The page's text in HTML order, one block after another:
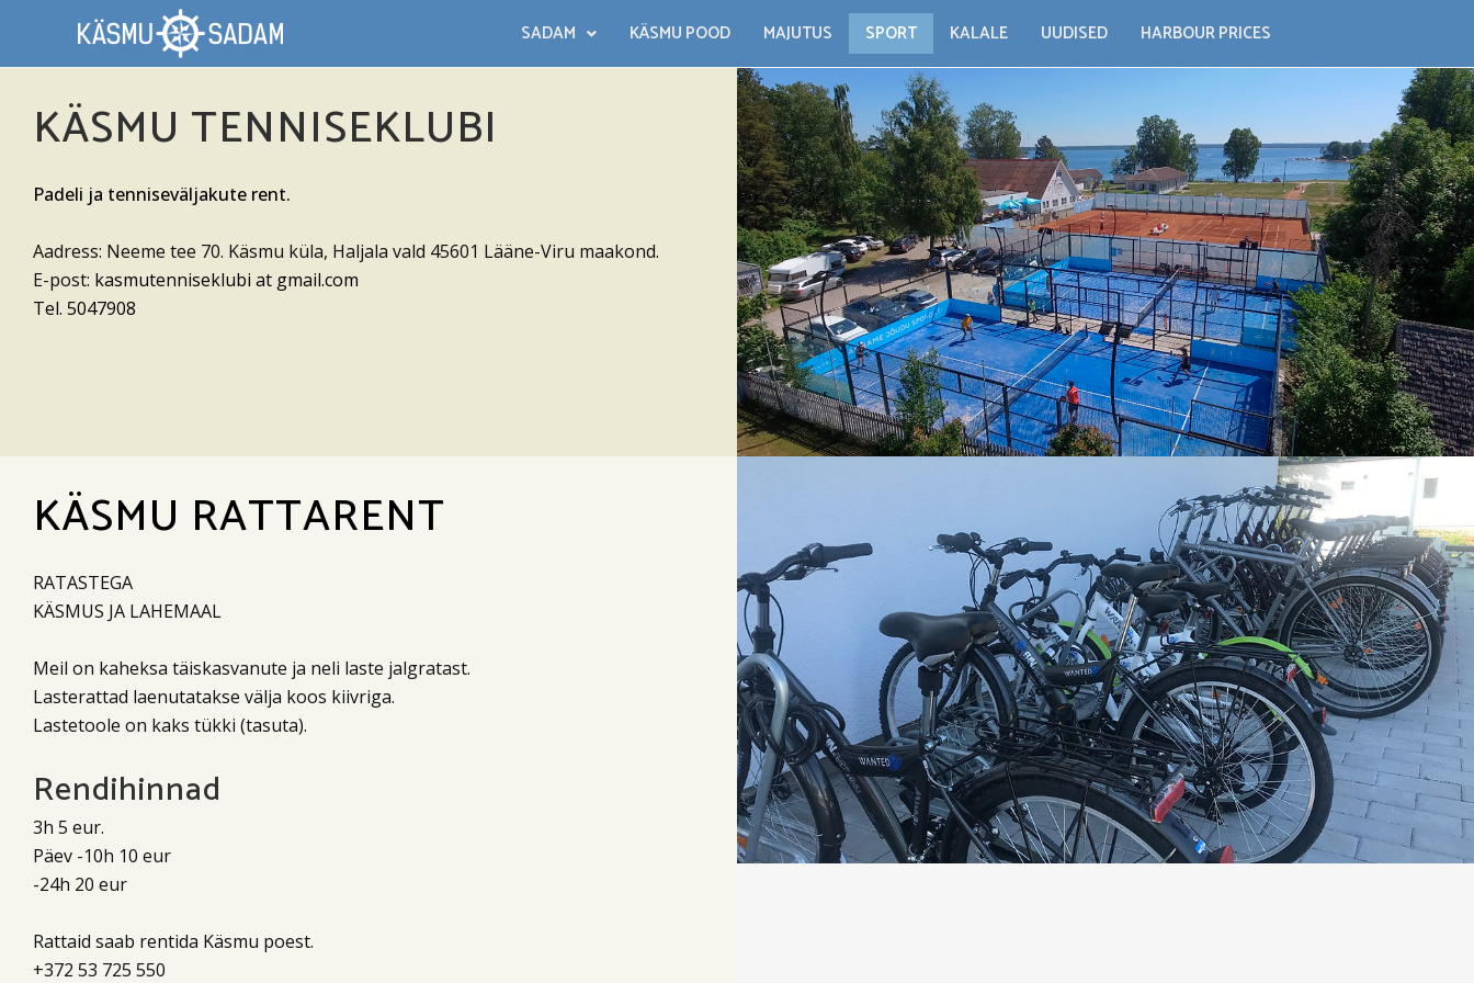
SADAM KÄSMU POOD MAJUTUS SPORT KALALE UUDISED HARBOUR PRICES
KÄSMU TENNISEKLUBI
Padeli ja tenniseväljakute rent.
Aadress: Neeme tee 70. Käsmu küla, Haljala vald 45601 Lääne-Viru maakond.
E-post: kasmutenniseklubi at gmail.com
Tel. 5047908
KÄSMU RATTARENT
RATASTEGA
KÄSMUS JA LAHEMAAL
Meil on kaheksa täiskasvanute ja neli laste jalgratast.
Lasterattad laenutatakse välja koos kiivriga.
Lastetoole on kaks tükki (tasuta).
Rendihinnad
3h 5 eur.
Päev -10h 10 eur
-24h 20 eur
Rattaid saab rentida Käsmu poest.
+372 53 725 550